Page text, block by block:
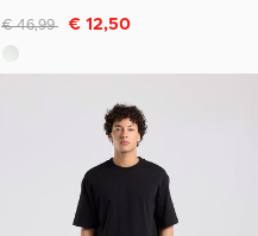
Afgeprijsd van
€ 46,99 naar
€ 12,50